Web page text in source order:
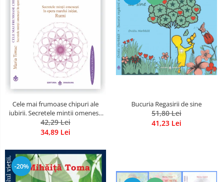
Cele mai frumoase chipuri ale
iubirii. Secretele mintii omenesti
in opera marelui initiat, Rumi
42,29 Lei
34,89 Lei
Bucuria Regasirii de sine
51,80 Lei
41,23 Lei
-20%